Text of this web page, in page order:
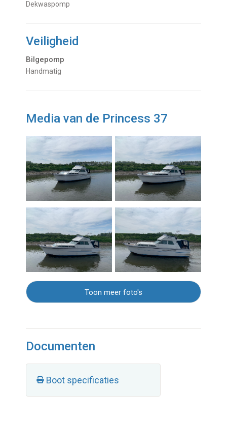
dekwaspomp
Veiligheid
Bilgepomp
Handmatig
Media van de Princess 37
Toon meer foto's
Documenten
Boot specificaties